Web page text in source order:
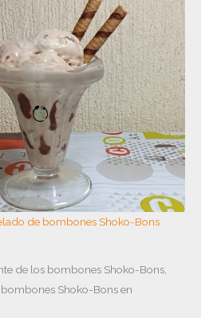
de bombones Shoko-Bons
de los bombones Shoko-Bons,
Shoko-Bons en